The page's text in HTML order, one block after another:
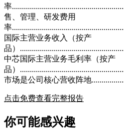
率
售、管理、研发费用
率
国际主营业务收入（按产
品）
中芯国际主营业务毛利率（按产
品）
市场是公司核心营收阵地
点击免费查看完整报告
你可能感兴趣